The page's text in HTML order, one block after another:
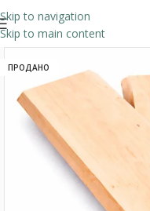
Skip to navigation
Skip to main content
ПРОДАНО